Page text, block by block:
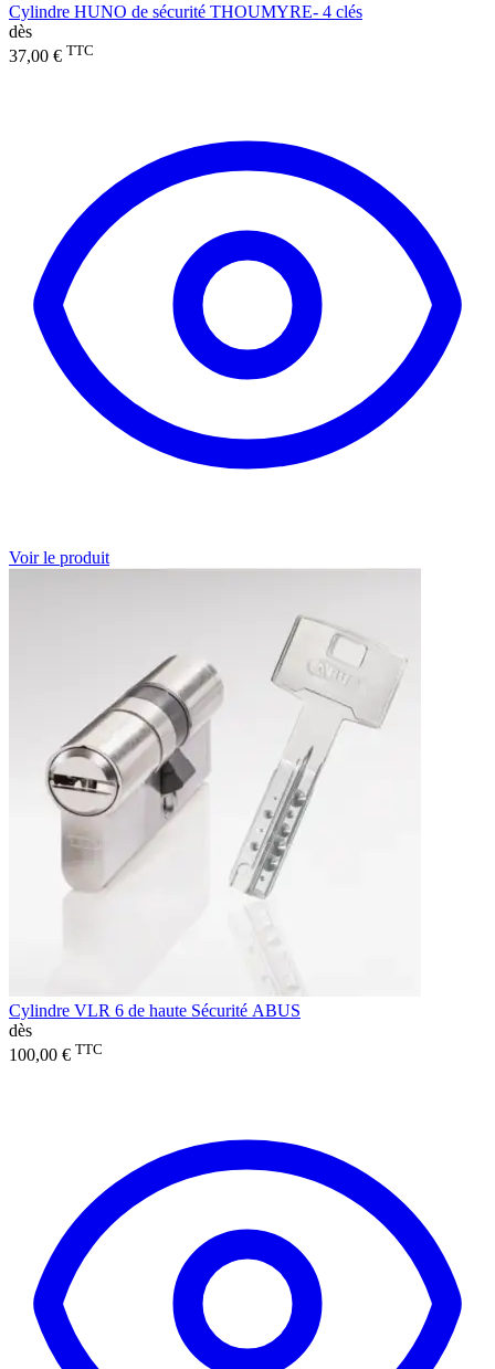
Cylindre HUNO de sécurité THOUMYRE- 4 clés
dès
37,00 € TTC
Voir le produit
Cylindre VLR 6 de haute Sécurité ABUS
dès
100,00 € TTC